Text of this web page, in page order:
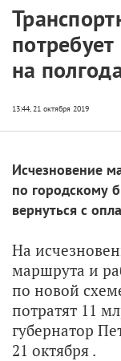
на
Исчезновение
по городскому
вернуться с
На
маршрута и
по новой
потратят 11
губернатор
21 октября .